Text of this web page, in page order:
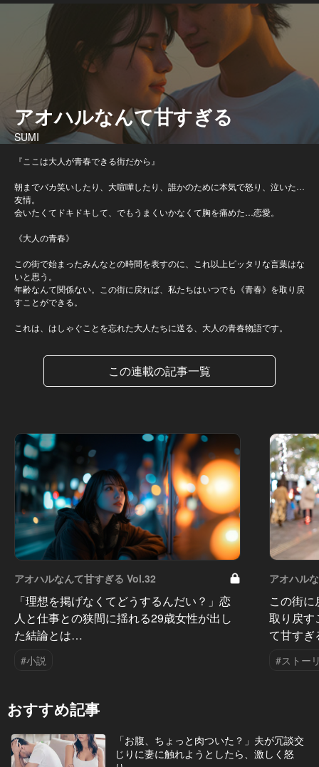
アオハルなんて甘すぎる
SUMI
『ここは大人が青春できる街だから』
朝までバカ笑いしたり、大喧嘩したり、誰かのために本気で怒り、泣いた…
友情。
会いたくてドキドキして、でもうまくいかなくて胸を痛めた…恋愛。
《大人の青春》
この街で始まったみんなとの時間を表すのに、これ以上ピッタリな言葉はな
いと思う。
年齢なんて関係ない。この街に戻れば、私たちはいつでも《青春》を取り戻
すことができる。
これは、はしゃぐことを忘れた大人たちに送る、大人の青春物語です。
この連載の記事一覧
アオハルなんて甘すぎる Vol.32
「理想を掲げなくてどうするんだい？」恋
人と仕事との狭間に揺れる29歳女性が出し
た結論とは…
#小説
アオハル
この街
取り戻
て甘すぎ
#ストー
おすすめ記事
「お腹、ちょっと肉ついた？」夫が冗談交
じりに妻に触れようとしたら、激しく怒